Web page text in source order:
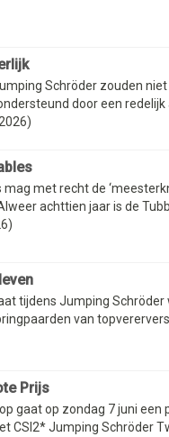
Schröder zouden
door een
met recht de
achttien jaar is de
tijdens Jumping Schröder
van
Prijs
gaat op zondag 7 juni een
CSI2* Jumping Schröder